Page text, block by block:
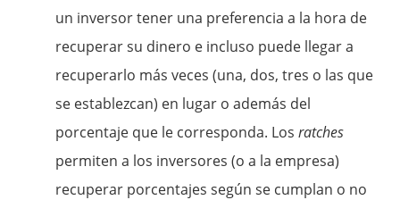
un inversor tener una preferencia a la hora de
recuperar su dinero e incluso puede llegar a
recuperarlo más veces (una, dos, tres o las que
se establezcan) en lugar o además del
porcentaje que le corresponda. Losratches
permiten a los inversores (o a la empresa)
recuperar porcentajes según se cumplan o no